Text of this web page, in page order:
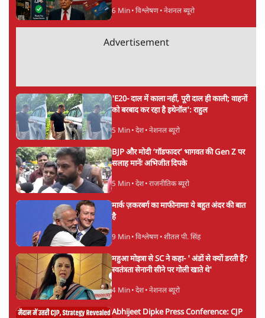
6 Min• विश्लेषण• नेशनल ब्यूरो
Advertisement
'E20- दाल में काला नहीं, पूरी दाल ही काली; वाहनों
को बरबाद कर रहा है इथेनॉल': राहुल
5 Min• देश• नेशनल ब्यूरो
BJP और मोदी ‘गॉडफादर’ भागवत की Gen Z पर
सलाह मानेंः अभिजीत दिपके
5 Min• देश• राजनीतिक ब्यूरो
मार्क ज़करबर्ग का माफीनामाः ये बहुत अंदर की बात
है
9 Min• विश्लेषण• शीतल पी. सिंह
महुआ मोइत्रा से SC ने कहा- ' अंडों से क्यों डरती हैं?
स्वतंत्रता सेनानी सीने पर गोली खाते थे'
4 Min• देश• नेशनल ब्यूरो
Abhijeet Dipke Press Conference: CJP